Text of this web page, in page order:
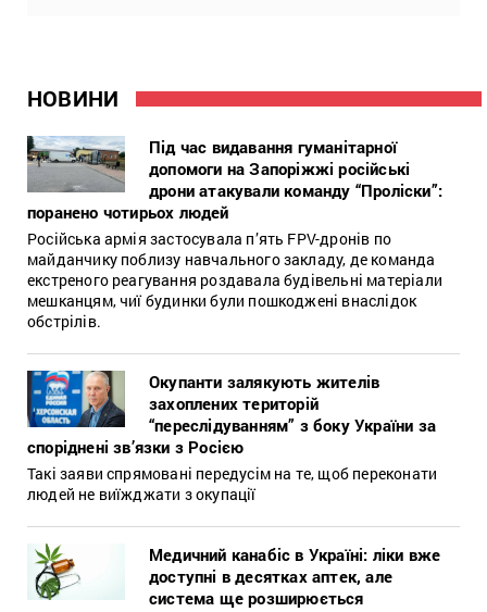
НОВИНИ
Під час видавання гуманітарної
допомоги на Запоріжжі російські
дрони атакували команду “Проліски”:
поранено чотирьох людей
Російська армія застосувала п’ять FPV-дронів по
майданчику поблизу навчального закладу, де команда
екстреного реагування роздавала будівельні матеріали
мешканцям, чиї будинки були пошкоджені внаслідок
обстрілів.
Окупанти залякують жителів
захоплених територій
“переслідуванням” з боку України за
споріднені зв’язки з Росією
Такі заяви спрямовані передусім на те, щоб переконати
людей не виїжджати з окупації
Медичний канабіс в Україні: ліки вже
доступні в десятках аптек, але
система ще розширюється